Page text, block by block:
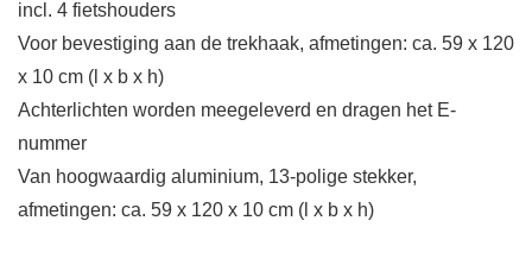
incl. 4 fietshouders
Voor bevestiging aan de trekhaak, afmetingen: ca. 59 x 120
x 10 cm (l x b x h)
Achterlichten worden meegeleverd en dragen het E-
nummer
Van hoogwaardig aluminium, 13-polige stekker,
afmetingen: ca. 59 x 120 x 10 cm (l x b x h)